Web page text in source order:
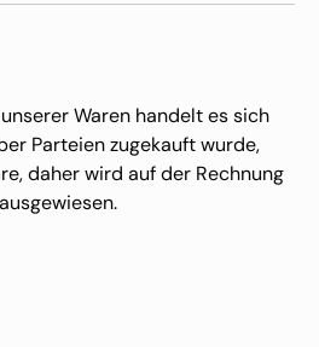
Waren handelt es sich
Parteien zugekauft wurde,
daher wird auf der Rechnung